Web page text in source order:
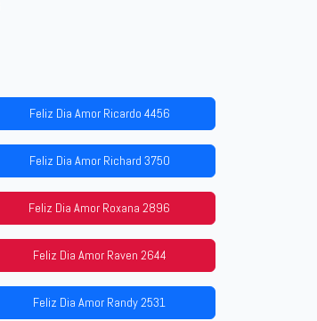
Feliz Dia Amor Ricardo 4456
Feliz Dia Amor Richard 3750
Feliz Dia Amor Roxana 2896
Feliz Dia Amor Raven 2644
Feliz Dia Amor Randy 2531